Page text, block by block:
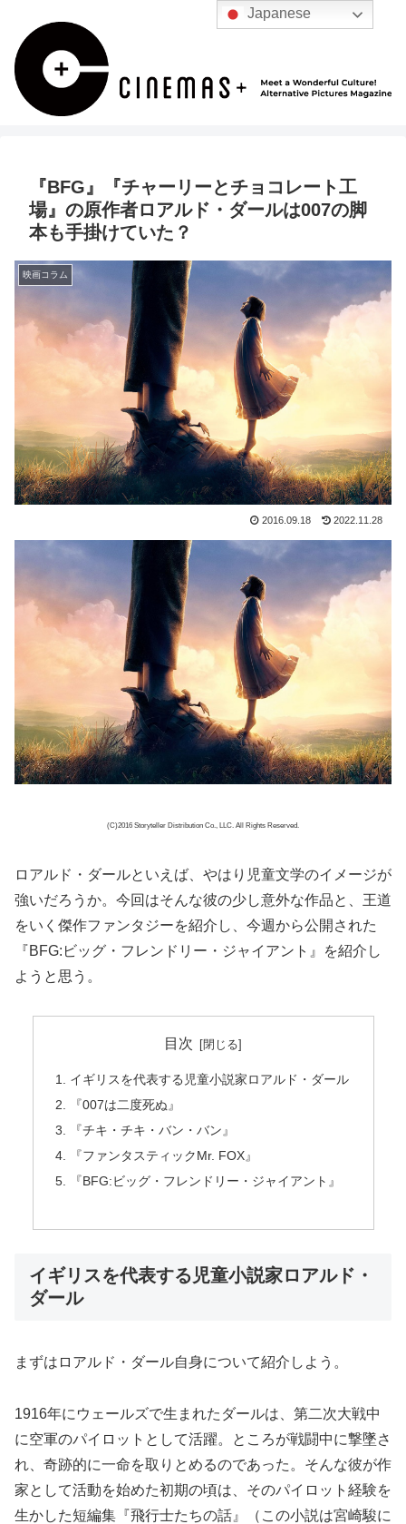
『BFG』『チャーリーとチョコレート工
場』の原作者ロアルド・ダールは007の脚
本も手掛けていた？
映画コラム
2016.09.18 2022.11.28
(C)2016 Storyteller Distribution Co., LLC. All Rights Reserved.
ロアルド・ダールといえば、やはり児童文学のイメージが
強いだろうか。今回はそんな彼の少し意外な作品と、王道
をいく傑作ファンタジーを紹介し、今週から公開された
『BFG:ビッグ・フレンドリー・ジャイアント』を紹介し
ようと思う。
目次
イギリスを代表する児童小説家ロアルド・ダール
『007は二度死ぬ』
『チキ・チキ・バン・バン』
『ファンタスティックMr. FOX』
『BFG:ビッグ・フレンドリー・ジャイアント』
イギリスを代表する児童小説家ロアルド・
ダール
まずはロアルド・ダール自身について紹介しよう。
1916年にウェールズで生まれたダールは、第二次大戦中
に空軍のパイロットとして活躍。ところが戦闘中に撃墜さ
れ、奇跡的に一命を取りとめるのであった。そんな彼が作
家として活動を始めた初期の頃は、そのパイロット経験を
生かした短編集『飛行士たちの話』（この小説は宮崎駿に
Japanese